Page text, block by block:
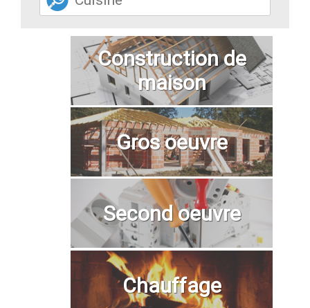
Construction de
maison
Gros oeuvre
Second oeuvre
Chauffage